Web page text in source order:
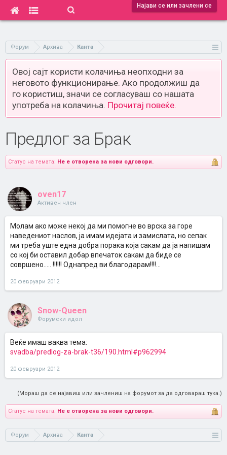
Најави се или зачлени се
Форум Архива Канта
Овој сајт користи колачиња неопходни за
неговото функционирање. Ако продолжиш да
го користиш, значи се согласуваш со нашата
употреба на колачиња. Прочитај повеќе.
Предлог за Брак
Статус на темата: Не е отворена за нови одговори.
oven17
Активен член
Молам ако може некој да ми помогне во врска за горе
наведениот наслов, ја имам идејата и замислата, но сепак
ми треба уште една добра порака која сакам да ја напишам
со кој би оставил добар впечаток сакам да биде се
совршено..... !!!!!! Однапред ви благодарам!!!!...
20 февруари 2012
Snow-Queen
Форумски идол
Веќе имаш ваква тема:
svadba/predlog-za-brak-t36/190.html#p962994
20 февруари 2012
(Мораш да се најавиш или зачлениш на форумот за да одговараш тука.)
Статус на темата: Не е отворена за нови одговори.
Форум Архива Канта